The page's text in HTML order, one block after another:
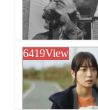
6419View